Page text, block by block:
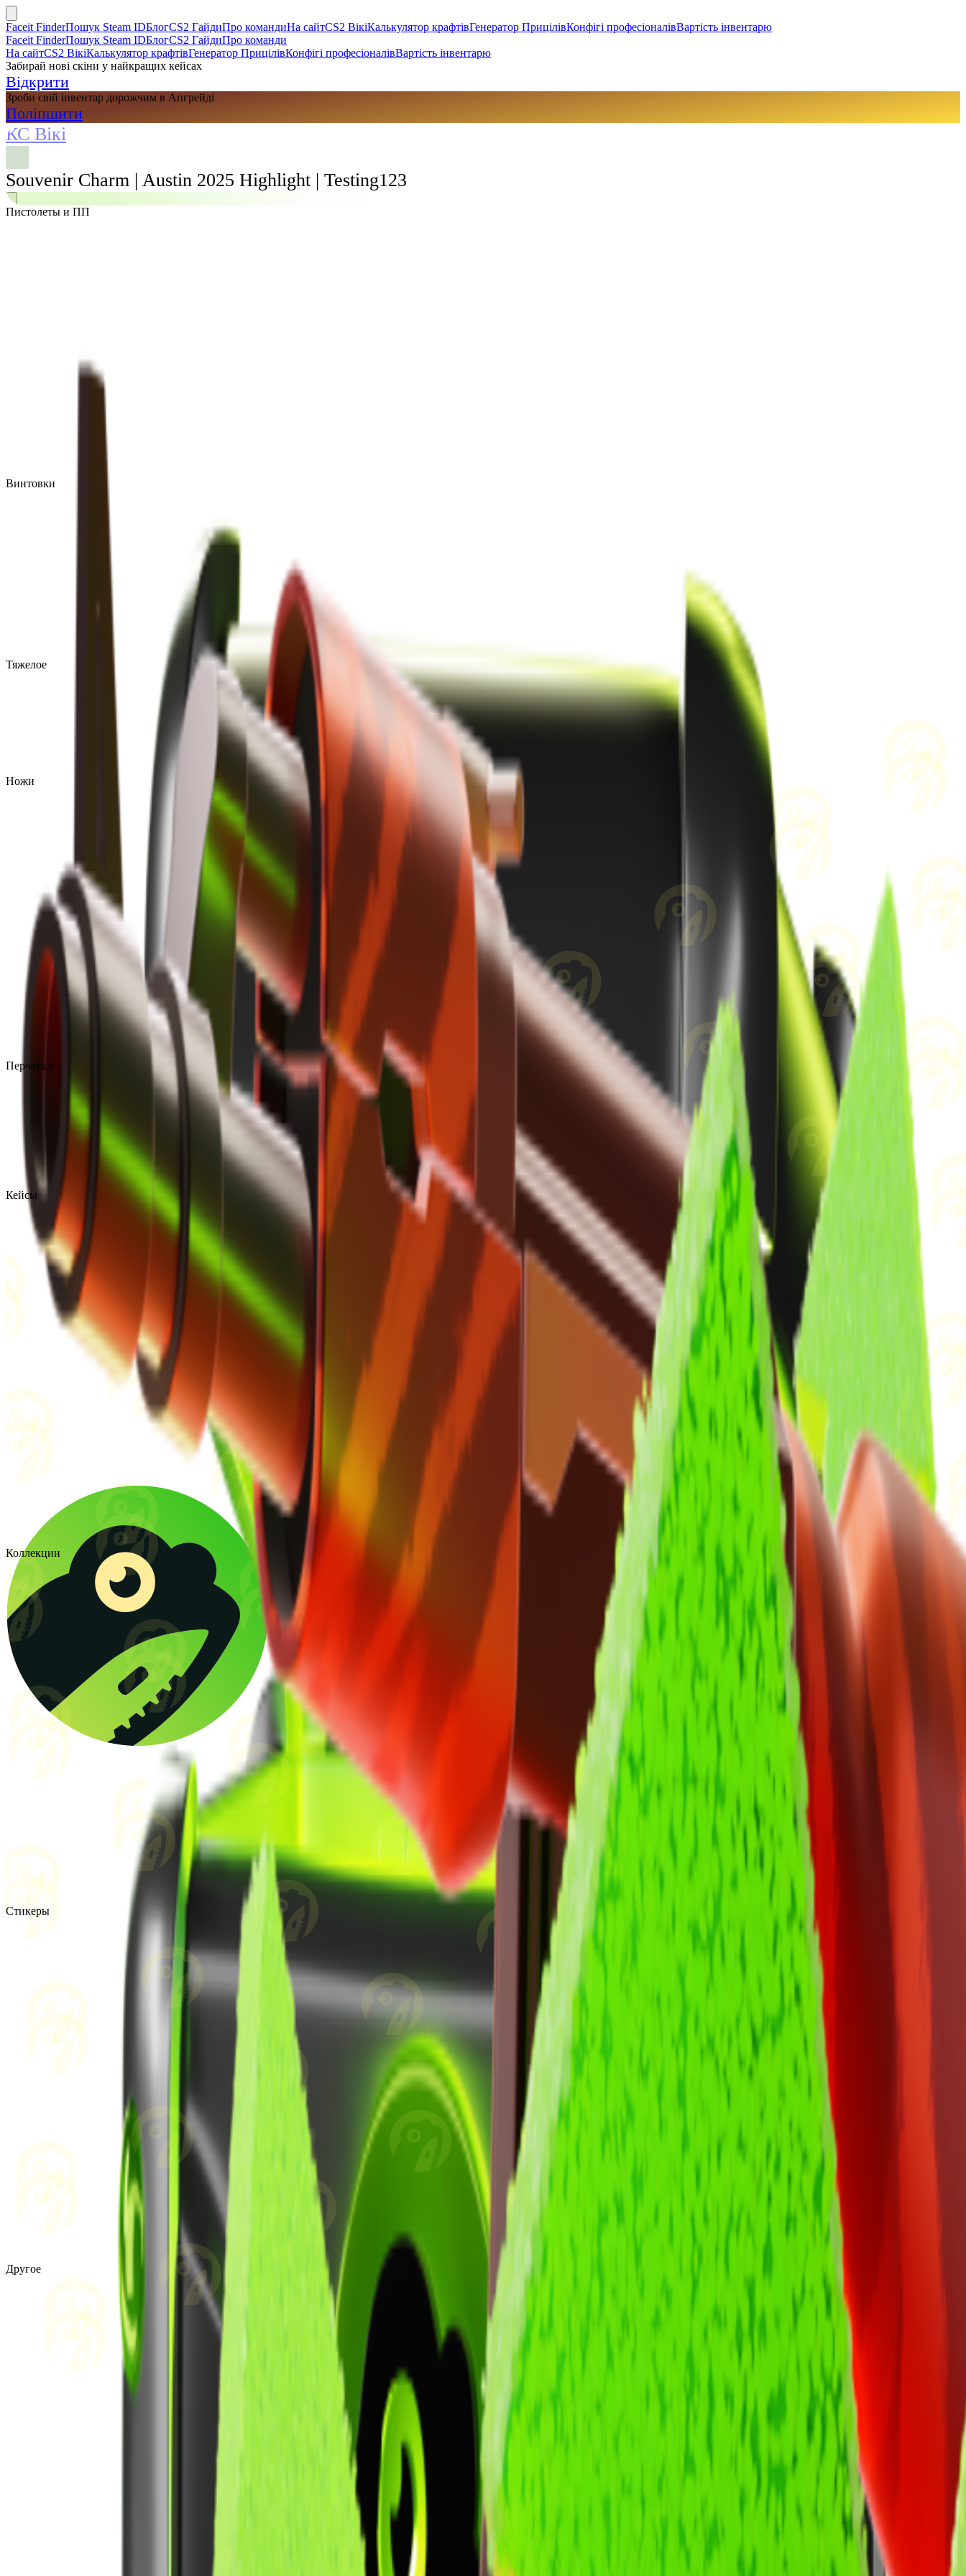
Faceit FinderПошук Steam IDБлогCS2 ГайдиПро командиНа сайтCS2 ВікіКалькулятор крафтівГенератор ПрицілівКонфігі професіоналівВартість інвентарю
Faceit FinderПошук Steam IDБлогCS2 ГайдиПро команди
На сайтCS2 ВікіКалькулятор крафтівГенератор ПрицілівКонфігі професіоналівВартість інвентарю
Забирай нові скіни у найкращих кейсах
Відкрити
Зроби свій інвентар дорожчим в Апгрейді
Поліпшити
КС Вікі
Souvenir Charm | Austin 2025 Highlight | Testing123
Пошук
Пистолеты и ПП
Винтовки
Тяжелое
Ножи
Перчатки
Кейсы
Коллекции
Стикеры
Другое